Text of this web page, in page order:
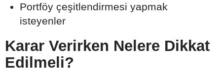
Portföy çeşitlendirmesi yapmak
isteyenler
Karar Verirken Nelere Dikkat
Edilmeli?